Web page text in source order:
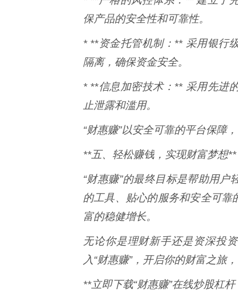
保产品的安全性和可靠性。
* **资金托管机制：** 采用银行
隔离，确保资金安全。
* **信息加密技术：** 采用先进
止泄露和滥用。
“财惠赚”以安全可靠的平台保障
**五、轻松赚钱，实现财富梦想**
“财惠赚”的最终目标是帮助用
的工具、贴心的服务和安全可
富的稳健增长。
无论你是理财新手还是资深投
入“财惠赚”，开启你的财富之旅
**立即下载“财惠赚”在线炒股杠